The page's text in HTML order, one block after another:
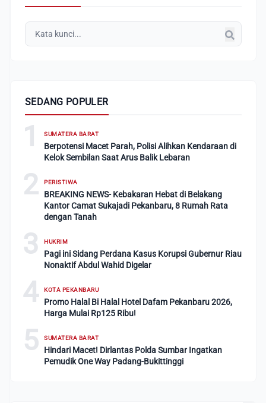
SEDANG POPULER
1 SUMATERA BARAT
Berpotensi Macet Parah, Polisi Alihkan Kendaraan di
Kelok Sembilan Saat Arus Balik Lebaran
2 PERISTIWA
BREAKING NEWS- Kebakaran Hebat di Belakang
Kantor Camat Sukajadi Pekanbaru, 8 Rumah Rata
dengan Tanah
3 HUKRIM
Pagi ini Sidang Perdana Kasus Korupsi Gubernur Riau
Nonaktif Abdul Wahid Digelar
4 KOTA PEKANBARU
Promo Halal Bi Halal Hotel Dafam Pekanbaru 2026,
Harga Mulai Rp125 Ribu!
5 SUMATERA BARAT
Hindari Macet! Dirlantas Polda Sumbar Ingatkan
Pemudik One Way Padang-Bukittinggi